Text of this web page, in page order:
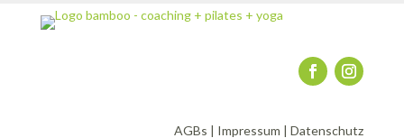
AGBs | Impressum |Datenschutz